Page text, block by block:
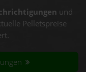
und
Pelletspreise